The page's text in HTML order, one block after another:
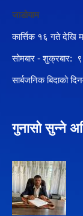
जाडोयाम
कार्त्तिक १६ गते देखि
सोमबार - शुक्रबार:
सार्बजनिक बिदाको
गुनासो सुन्ने